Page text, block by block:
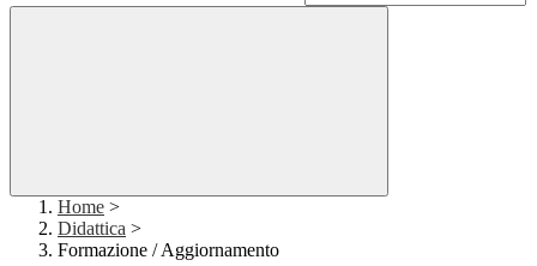
Home >
Didattica >
Formazione / Aggiornamento